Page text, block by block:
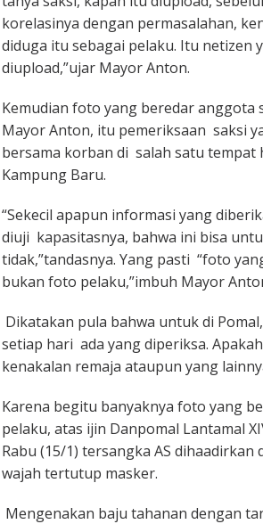
korelasinya dengan permasalahan,
diduga itu sebagai pelaku. Itu netizen
diupload,”ujar Mayor Anton.
Kemudian foto yang beredar anggota
Mayor Anton, itu pemeriksaan saksi
bersama korban di salah satu tempat
Kampung Baru.
“Sekecil apapun informasi yang
diuji kapasitasnya, bahwa ini bisa
tidak,”tandasnya. Yang pasti “foto
bukan foto pelaku,”imbuh Mayor
Dikatakan pula bahwa untuk di
setiap hari ada yang diperiksa.
kenakalan remaja ataupun yang
Karena begitu banyaknya foto yang
pelaku, atas ijin Danpomal Lantamal
Rabu (15/1) tersangka AS dihaadirkan
wajah tertutup masker.
Mengenakan baju tahanan dengan